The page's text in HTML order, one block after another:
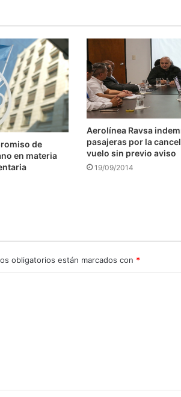
de
en materia
Aerolínea Ravsa
pasajeras por la
vuelo sin previo aviso
19/09/2014
obligatorios están marcados con *